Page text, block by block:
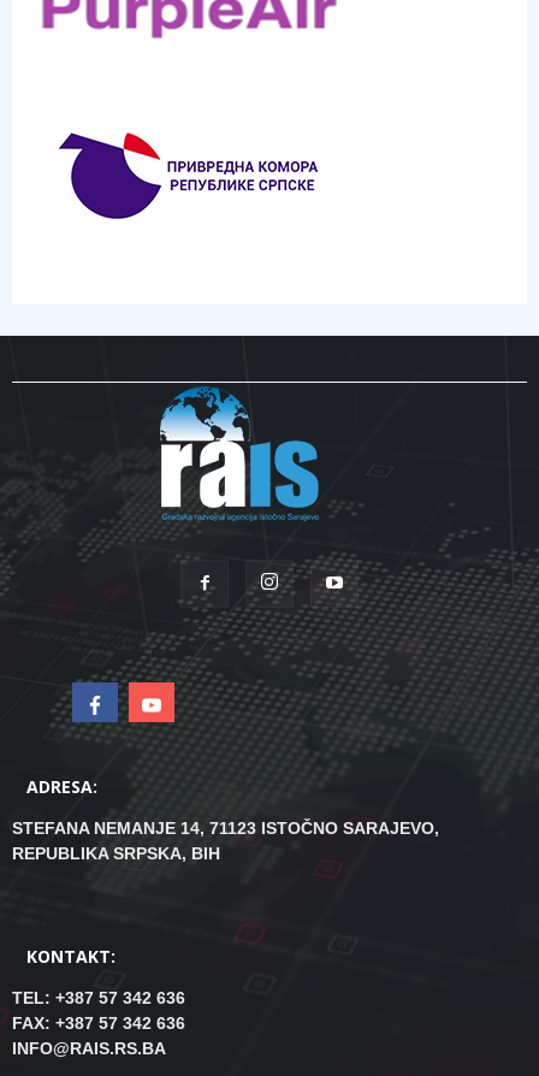
ADRESA:
STEFANA NEMANJE 14, 71123 ISTOČNO SARAJEVO,
REPUBLIKA SRPSKA, BIH
KONTAKT:
TEL: +387 57 342 636
FAX: +387 57 342 636
INFO@RAIS.RS.BA